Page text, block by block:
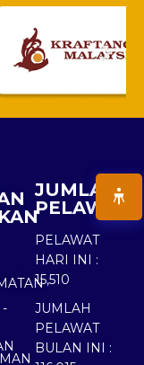
-
JUMLAH
PELAWAT
PELAWAT
HARI INI :
15,510
JUMLAH
PELAWAT
BULAN INI :